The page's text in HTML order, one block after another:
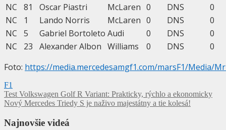
NC
81 Oscar Piastri McLaren 0 DNS
0
NC
1 Lando Norris McLaren 0 DNS
0
NC
5 Gabriel Bortoleto Audi 0 DNS
0
NC
23 AlexanderAlbon Williams 0 DNS
0
Foto: https://media.mercedesamgf1.com/marsF1/Media/
F1
Navigácia
v
článku
Test Volkswagen Golf R Variant: Prakticky, rýchlo a ekonomicky
Nový Mercedes Triedy S je naživo majestátny a tie kolesá!
Najnovšie videá